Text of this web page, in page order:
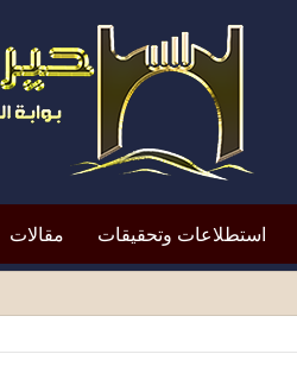
استطلاعات وتحقيقات مقالات